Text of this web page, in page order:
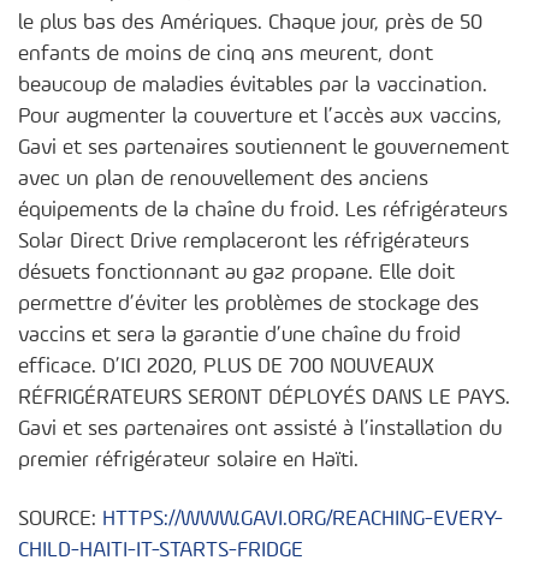
le plus bas des Amériques. Chaque jour, près de 50
enfants de moins de cinq ans meurent, dont
beaucoup de maladies évitables par la vaccination.
Pour augmenter la couverture et l’accès aux vaccins,
Gavi et ses partenaires soutiennent le gouvernement
avec un plan de renouvellement des anciens
équipements de la chaîne du froid. Les réfrigérateurs
Solar Direct Drive remplaceront les réfrigérateurs
désuets fonctionnant au gaz propane. Elle doit
permettre d’éviter les problèmes de stockage des
vaccins et sera la garantie d’une chaîne du froid
efficace. D’ICI 2020, PLUS DE 700 NOUVEAUX
RÉFRIGÉRATEURS SERONT DÉPLOYÉS DANS LE PAYS.
Gavi et ses partenaires ont assisté à l’installation du
premier réfrigérateur solaire en Haïti.
SOURCE: HTTPS://WWW.GAVI.ORG/REACHING-EVERY-
CHILD-HAITI-IT-STARTS-FRIDGE